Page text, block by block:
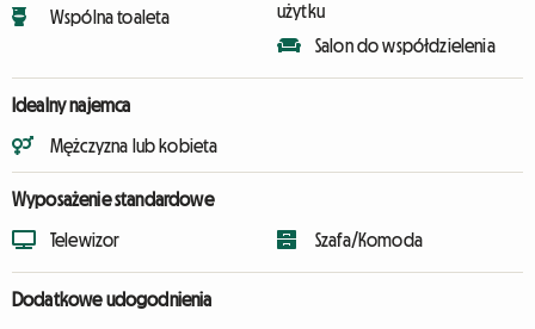
Wspólna toaleta
użytku
Salon do współdzielenia
Idealny najemca
Mężczyzna lub kobieta
Wyposażenie standardowe
Telewizor Szafa/Komoda
Dodatkowe udogodnienia